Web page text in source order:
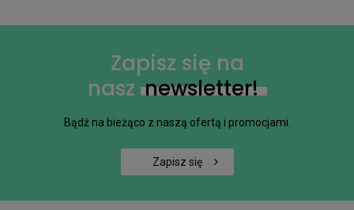
Zapisz się na
nasz newsletter!
Bądź na bieżąco z naszą ofertą i promocjami.
Zapisz się